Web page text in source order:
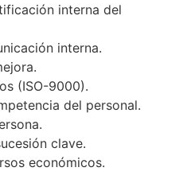
interna del
interna.
(ISO-9000).
del personal.
clave.
económicos.